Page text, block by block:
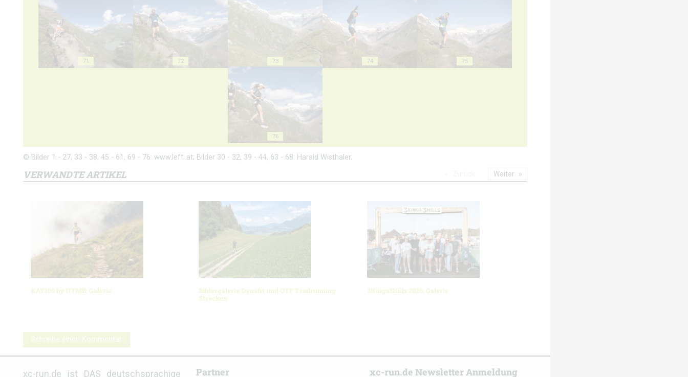
71 72 73 74 75
76
© Bilder 1 - 27, 33 - 38, 45 - 61, 69 - 76: www.lefti.at; Bilder 30 - 32, 39 - 44, 63 - 68: Harald Wisthaler;
VERWANDTE ARTIKEL
KAT100 by UTMB: Galerie
Bildergalerie Dynafit und OTF Trailrunning
Strecken
3Kings3Hills 2026: Galerie
Weiter
Schreibe einen Kommentar
xc-run.de ist DAS deutschsprachige Partner xc-run.de Newsletter Anmeldung